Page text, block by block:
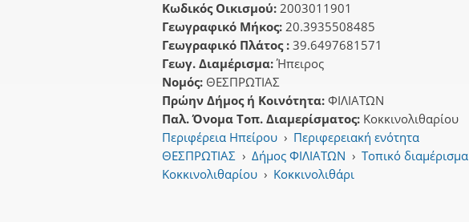
Κωδικός Οικισμού: 2003011901
Γεωγραφικό Μήκος: 20.3935508485
Γεωγραφικό Πλάτος : 39.6497681571
Γεωγ. Διαμέρισμα:Ήπειρος
Νομός: ΘΕΣΠΡΩΤΙΑΣ
Πρώην Δήμος ή Κοινότητα: ΦΙΛΙΑΤΩΝ
Παλ. Όνομα Τοπ. Διαμερίσματος: Κοκκινολιθαρίου
Περιφέρεια Ηπείρου › Περιφερειακή ενότητα
ΘΕΣΠΡΩΤΙΑΣ › Δήμος ΦΙΛΙΑΤΩΝ › Τοπικό διαμέρισμα
Κοκκινολιθαρίου › Κοκκινολιθάρι